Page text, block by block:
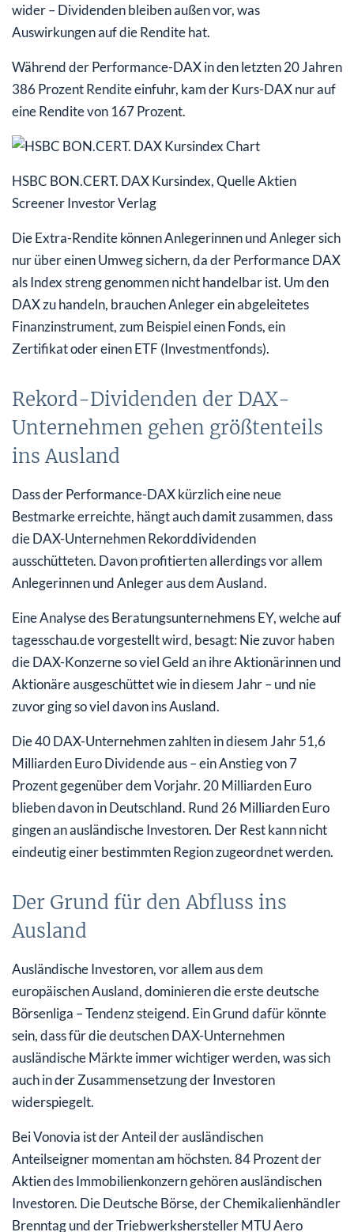
wider – Dividenden bleiben außen vor, was
Auswirkungen auf die Rendite hat.
Während der Performance-DAX in den letzten 20 Jahren
386 Prozent Rendite einfuhr, kam der Kurs-DAX nur auf
eine Rendite von 167 Prozent.
HSBC BON.CERT. DAX Kursindex, Quelle Aktien
Screener Investor Verlag
Die Extra-Rendite können Anlegerinnen und Anleger sich
nur über einen Umweg sichern, da der Performance DAX
als Index streng genommen nicht handelbar ist. Um den
DAX zu handeln, brauchen Anleger ein abgeleitetes
Finanzinstrument, zum Beispiel einen Fonds, ein
Zertifikat oder einen ETF (Investmentfonds).
Rekord-Dividenden der DAX-
Unternehmen gehen größtenteils
ins Ausland
Dass der Performance-DAX kürzlich eine neue
Bestmarke erreichte, hängt auch damit zusammen, dass
die DAX-Unternehmen Rekorddividenden
ausschütteten. Davon profitierten allerdings vor allem
Anlegerinnen und Anleger aus dem Ausland.
Eine Analyse des Beratungsunternehmens EY, welche auf
tagesschau.de vorgestellt wird, besagt: Nie zuvor haben
die DAX-Konzerne so viel Geld an ihre Aktionärinnen und
Aktionäre ausgeschüttet wie in diesem Jahr – und nie
zuvor ging so viel davon ins Ausland.
Die 40 DAX-Unternehmen zahlten in diesem Jahr 51,6
Milliarden Euro Dividende aus – ein Anstieg von 7
Prozent gegenüber dem Vorjahr. 20 Milliarden Euro
blieben davon in Deutschland. Rund 26 Milliarden Euro
gingen an ausländische Investoren. Der Rest kann nicht
eindeutig einer bestimmten Region zugeordnet werden.
Der Grund für den Abfluss ins
Ausland
Ausländische Investoren, vor allem aus dem
europäischen Ausland, dominieren die erste deutsche
Börsenliga – Tendenz steigend. Ein Grund dafür könnte
sein, dass für die deutschen DAX-Unternehmen
ausländische Märkte immer wichtiger werden, was sich
auch in der Zusammensetzung der Investoren
widerspiegelt.
Bei Vonovia ist der Anteil der ausländischen
Anteilseigner momentan am höchsten. 84 Prozent der
Aktien des Immobilienkonzern gehören ausländischen
Investoren. Die Deutsche Börse, der Chemikalienhändler
Brenntag und der Triebwerkshersteller MTU Aero